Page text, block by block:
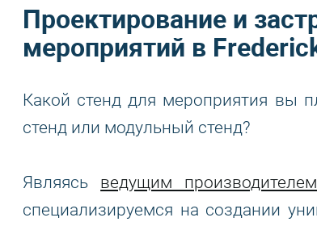
Проектирование и
мероприятий в
Какой стенд для мероприятия вы
стенд или модульный стенд?
Являясь ведущим
специализируемся на создании